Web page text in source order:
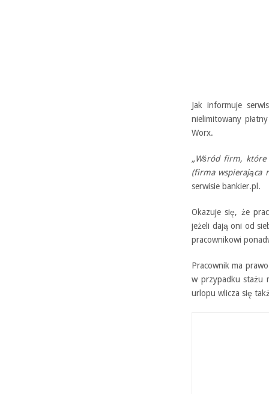
Jak informuje
nielimitowany
Worx.
„Wśród firm, które
(firma wspierająca
serwisie bankier.pl.
Okazuje się, że
jeżeli dają oni od
pracownikowi
Pracownik ma
w przypadku stażu
urlopu wlicza się